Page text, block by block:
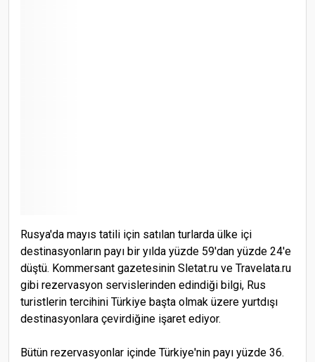
Rusya'da mayıs tatili için satılan turlarda ülke içi
destinasyonların payı bir yılda yüzde 59'dan yüzde 24'e
düştü. Kommersant gazetesinin Sletat.ru ve Travelata.ru
gibi rezervasyon servislerinden edindiği bilgi, Rus
turistlerin tercihini Türkiye başta olmak üzere yurtdışı
destinasyonlara çevirdiğine işaret ediyor.
Bütün rezervasyonlar içinde Türkiye'nin payı yüzde 36.